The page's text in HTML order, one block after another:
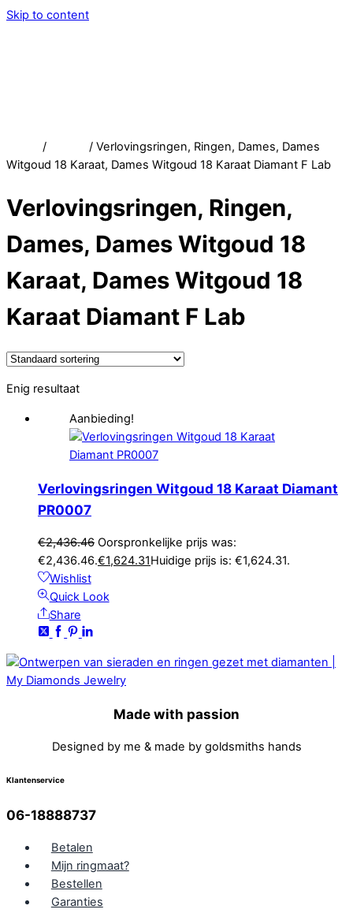
Skip to content
/
/ Verlovingsringen, Ringen, Dames, Dames
Witgoud 18 Karaat, Dames Witgoud 18 Karaat Diamant F Lab
Verlovingsringen, Ringen,
Dames, Dames Witgoud 18
Karaat, Dames Witgoud 18
Karaat Diamant F Lab
Enig resultaat
Aanbieding!
Verlovingsringen Witgoud 18 Karaat Diamant
PR0007
€2,436.46 Oorspronkelijke prijs was:
€2,436.46.€1,624.31Huidige prijs is: €1,624.31.
Wishlist
Quick Look
Share
Made with passion
Designed by me & made by goldsmiths hands
Klantenservice
06-18888737
Betalen
Mijn ringmaat?
Bestellen
Garanties